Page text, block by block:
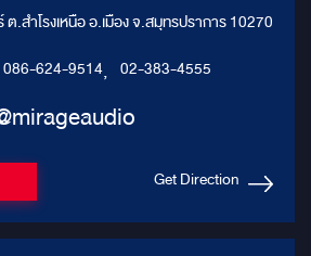
.สำโรงเหนือ อ.เมือง จ.สมุทรปราการ 10270
624-9514, 02-383-4555
Get Direction